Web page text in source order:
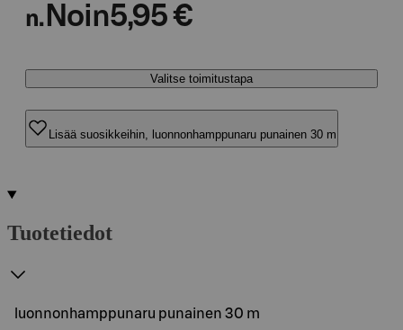
n. Noin5,95 €
Valitse toimitustapa
Lisää suosikkeihin, luonnonhamppunaru punainen 30 m
Tuotetiedot
luonnonhamppunaru punainen 30 m